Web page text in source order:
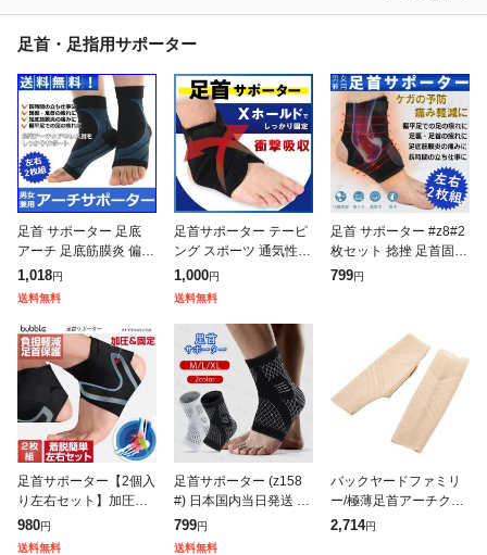
足首・足指用サポーター
足首 サポーター 足底
アーチ 足底筋膜炎 偏平
足 2枚組 テーピング ソ
ックス 捻挫 予防 固定
立ち
1,018円
送料無料
足首サポーター テーピ
ング スポーツ 通気性
保護 捻挫防止 左右兼用
フリーサイズ ポイント
1,000円
送料無料
足首 サポーター #z8#2
枚セット 捻挫 足首固定
医療用 足底筋膜炎 薄型
799円
足首サポーター【2個入
り左右セット】加圧固
定 サポート アンクル
負担軽減 足首保護 スポ
980円
送料無料
足首サポーター (z158
#) 日本国内当日発送 2c
olor 足首固定 足 かかと
スポーツ 偏平足 捻挫
799円
送料無料
バックヤードファミリ
ー/極薄足首アーチクロ
スサポーター
2,714円